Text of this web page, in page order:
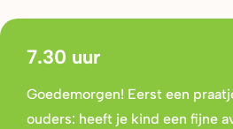
7.30 uur
Goedemorgen! Eerst een
ouders: heeft je kind een fijne